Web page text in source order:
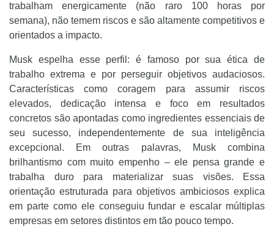
trabalham energicamente (não raro 100 horas por
semana), não temem riscos e são altamente competitivos e
orientados a impacto.
Musk espelha esse perfil: é famoso por sua ética de
trabalho extrema e por perseguir objetivos audaciosos.
Características como coragem para assumir riscos
elevados, dedicação intensa e foco em resultados
concretos são apontadas como ingredientes essenciais de
seu sucesso, independentemente de sua inteligência
excepcional. Em outras palavras, Musk combina
brilhantismo com muito empenho – ele pensa grande e
trabalha duro para materializar suas visões. Essa
orientação estruturada para objetivos ambiciosos explica
em parte como ele conseguiu fundar e escalar múltiplas
empresas em setores distintos em tão pouco tempo.